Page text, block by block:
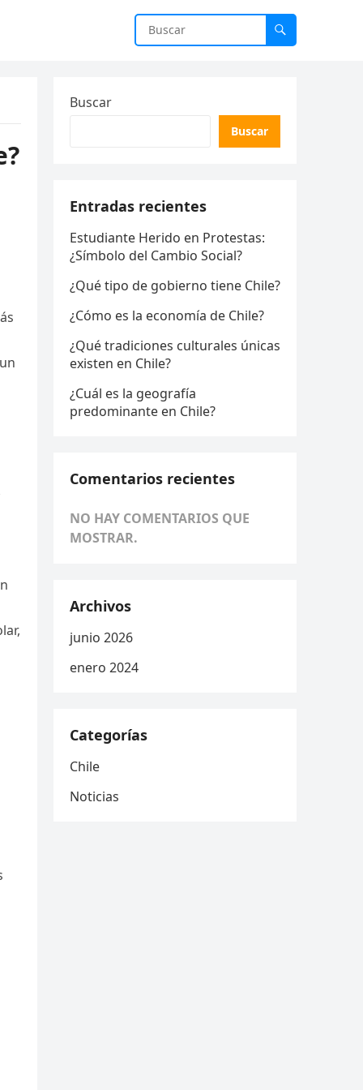
Buscar
Buscar
Entradas recientes
Estudiante Herido en Protestas:
¿Símbolo del Cambio Social?
¿Qué tipo de gobierno tiene Chile?
¿Cómo es la economía de Chile?
¿Qué tradiciones culturales únicas
existen en Chile?
¿Cuál es la geografía
predominante en Chile?
Comentarios recientes
NO HAY COMENTARIOS QUE
MOSTRAR.
Archivos
junio 2026
enero 2024
Categorías
Chile
Noticias